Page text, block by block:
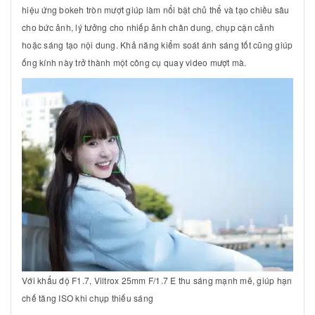
hiệu ứng bokeh tròn mượt giúp làm nổi bật chủ thể và tạo chiều sâu
cho bức ảnh, lý tưởng cho nhiếp ảnh chân dung, chụp cận cảnh
hoặc sáng tạo nội dung. Khả năng kiểm soát ánh sáng tốt cũng giúp
ống kính này trở thành một công cụ quay video mượt mà.
Với khẩu độ F1.7, Viltrox 25mm F/1.7 E thu sáng mạnh mẽ, giúp hạn
chế tăng ISO khi chụp thiếu sáng